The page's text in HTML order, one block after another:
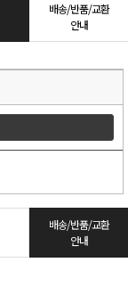
배송/반품/교환
안내
배송/반품/교환
안내